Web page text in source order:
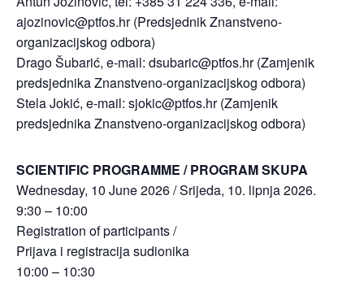
ajozinovic@ptfos.hr(Predsjednik Znanstveno-
organizacijskog odbora)
Drago Šubarić, e-mail: dsubaric@ptfos.hr(Zamjenik
predsjednika Znanstveno-organizacijskog odbora)
Stela Jokić, e-mail: sjokic@ptfos.hr(Zamjenik
predsjednika Znanstveno-organizacijskog odbora)
SCIENTIFIC PROGRAMME / PROGRAM SKUPA
Wednesday, 10 June 2026 / Srijeda, 10. lipnja 2026.
9:30 – 10:00
Registration of participants /
Prijava i registracija sudionika
10:00 – 10:30